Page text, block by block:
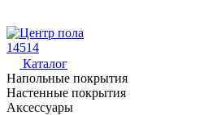
14514
Каталог
Напольные покрытия
Настенные покрытия
Аксессуары